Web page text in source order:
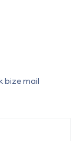
bize mail